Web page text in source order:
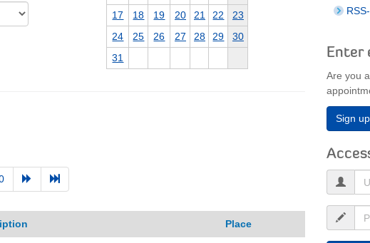
17
18 19 20 21 22
23
24
25 26 27 28 29
30
31
Place
Enter
Are you
Sign